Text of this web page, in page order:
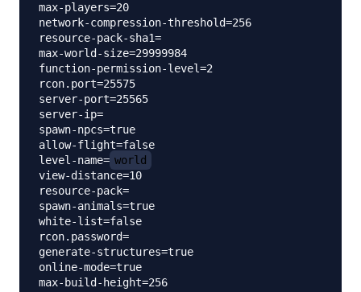
max-players=20
network-compression-threshold=256
resource-pack-sha1=
max-world-size=29999984
function-permission-level=2
rcon.port=25575
server-port=25565
server-ip=
spawn-npcs=true
allow-flight=false
level-name= world
view-distance=10
resource-pack=
spawn-animals=true
white-list=false
rcon.password=
generate-structures=true
online-mode=true
max-build-height=256